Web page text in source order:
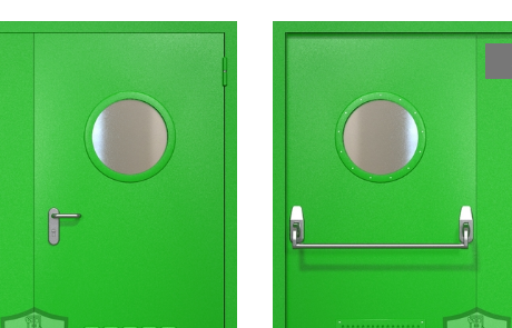
Полуторные двери ei-60(204)
Двупольные двери ei-60 (158)
Остекленные двери ei-60
Светопозрачные двери с максимальным остеклением eiw-60
Двери с отделкой МДФ ei-60
Двери антипаника ei-60
Дымогазонепрницаемые двери eis-60
Двери ei-60 с отбойником
Двери ei-60 для медицинских учреждений
Противопожарные двери со стыковочным узлом